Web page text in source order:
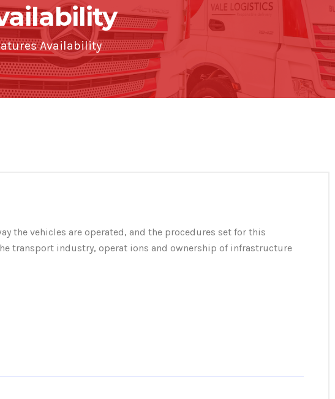
Availability
the vehicles are operated, and the procedures set for this
transport industry, operat ions and ownership of infrastructure